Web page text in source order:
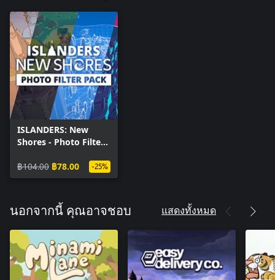
ISLANDERS: New
Shores - Photo Filter
฿104.00 ฿78.00 -25%
นอกจากนี้ คุณอาจชอบ แสดงทั้งหมด